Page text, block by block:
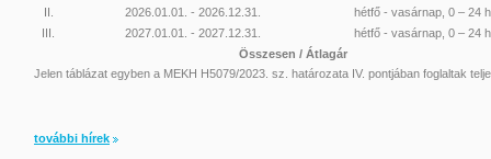
II. 2026.01.01. - 2026.12.31.
hétfő - vasárnap, 0 – 24 h
III.
2027.01.01. - 2027.12.31.
hétfő - vasárnap, 0 – 24 h
Összesen / Átlagár
Jelen táblázat egyben a MEKH H5079/2023. sz. határozata IV. pontjában foglaltak
további hírek